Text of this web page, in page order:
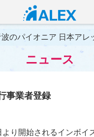
波のパイオニア 日本アレ
ニュース
事業者登録
り開始されるインボイ